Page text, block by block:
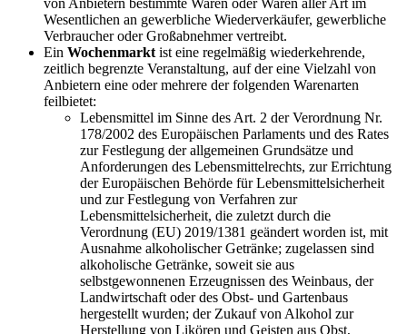
Wesentlichen an gewerbliche Wiederverkäufer, gewerbliche
Verbraucher oder Großabnehmer vertreibt.
Ein Wochenmarkt ist eine regelmäßig wiederkehrende,
zeitlich begrenzte Veranstaltung, auf der eine Vielzahl von
Anbietern eine oder mehrere der folgenden Warenarten
feilbietet:
Lebensmittel im Sinne des Art. 2 der Verordnung Nr.
178/2002 des Europäischen Parlaments und des Rates
zur Festlegung der allgemeinen Grundsätze und
Anforderungen des Lebensmittelrechts, zur Errichtung
der Europäischen Behörde für Lebensmittelsicherheit
und zur Festlegung von Verfahren zur
Lebensmittelsicherheit, die zuletzt durch die
Verordnung (EU) 2019/1381 geändert worden ist, mit
Ausnahme alkoholischer Getränke; zugelassen sind
alkoholische Getränke, soweit sie aus
selbstgewonnenen Erzeugnissen des Weinbaus, der
Landwirtschaft oder des Obst- und Gartenbaus
hergestellt wurden; der Zukauf von Alkohol zur
Herstellung von Likören und Geisten aus Obst,